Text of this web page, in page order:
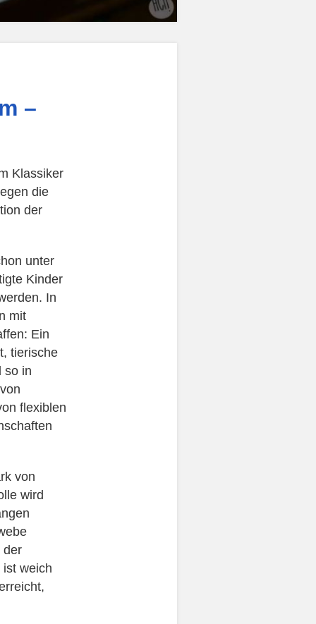
–
Klassiker
die
der
unter
Kinder
In
mit
Ein
tierische
so in
flexiblen
von
wird
der
weich